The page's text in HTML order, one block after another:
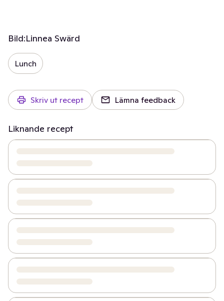
Bild:Linnea Swärd
Lunch
Skriv ut recept Lämna feedback
Liknande recept